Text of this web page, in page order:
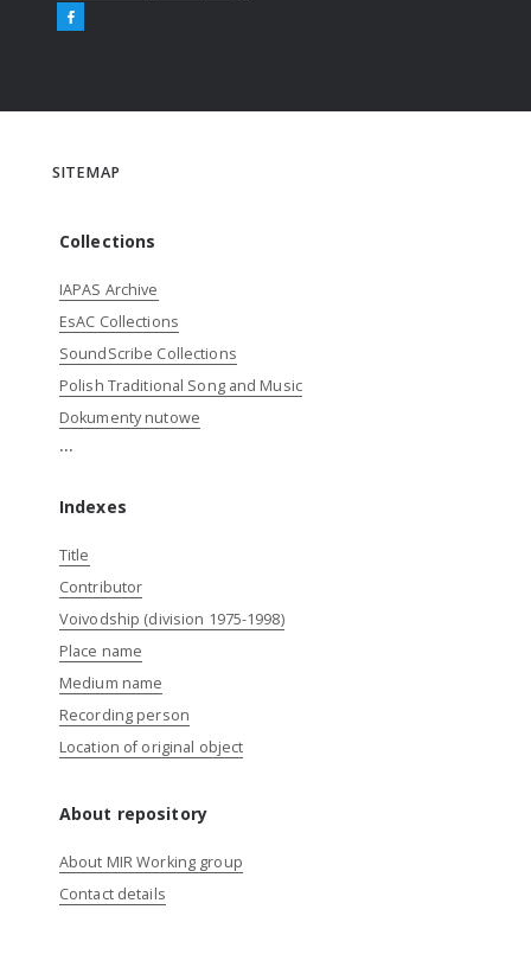
SITEMAP
Collections
IAPAS Archive
EsAC Collections
SoundScribe Collections
Polish Traditional Song and Music
Dokumenty nutowe
...
Indexes
Title
Contributor
Voivodship (division 1975-1998)
Place name
Medium name
Recording person
Location of original object
About repository
About MIR Working group
Contact details